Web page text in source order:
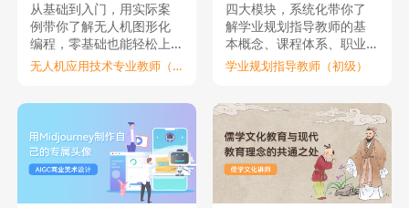
从基础到入门，用实际案
例带你了解无人机图形化
编程，零基础也能轻松上
手。
无人机应用技术专业教师（初级）
四大模块，系统化带你了
解学业规划指导教师的基
本概念、课程体系、职业
要素和理论依据。
学业规划指导教师（初级）